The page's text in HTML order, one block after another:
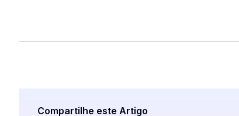
Compartilhe este Artigo